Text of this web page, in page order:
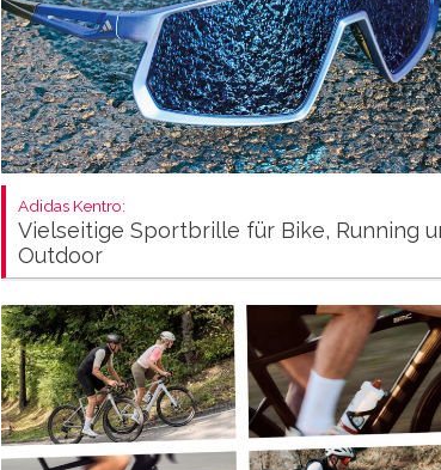
Adidas Kentro:
Vielseitige Sportbrille für Bike, Running
Outdoor